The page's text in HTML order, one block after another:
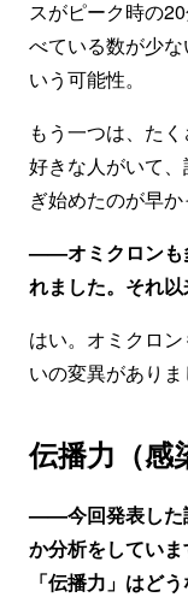
スがピーク時の
べている数が少
いう可能性。
もう一つは、た
好きな人がいて
ぎ始めたのが早
——オミクロンも
れました。それ
はい。オミクロ
いの変異がありま
伝播力（感
——今回発表した
か分析をしてい
「伝播力」はど